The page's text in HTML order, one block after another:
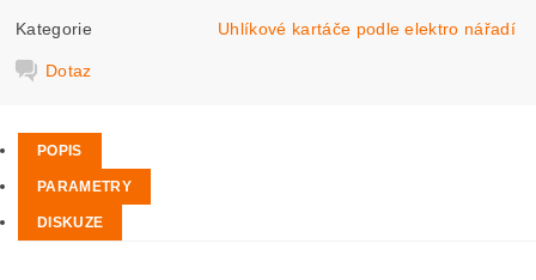
Kategorie Uhlíkové kartáče podle elektro nářadí
Dotaz
POPIS
PARAMETRY
DISKUZE